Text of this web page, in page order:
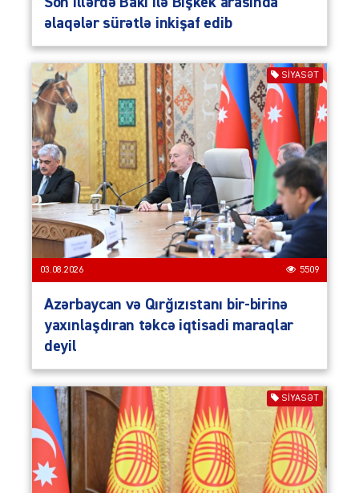
əlaqələr sürətlə inkişaf edib
SIYASƏT
03.08.2026 5509
Azərbaycan və Qırğızıstanı bir-birinə
yaxınlaşdıran təkcə iqtisadi maraqlar
deyil
SIYASƏT